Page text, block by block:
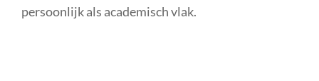
persoonlijk als academisch vlak.